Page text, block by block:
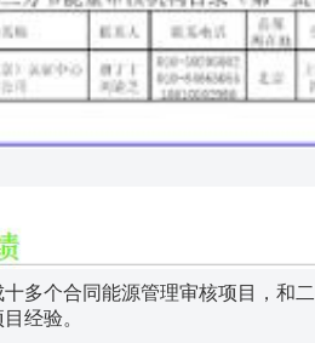
十多个合同能源管理审核项目，和
经验。